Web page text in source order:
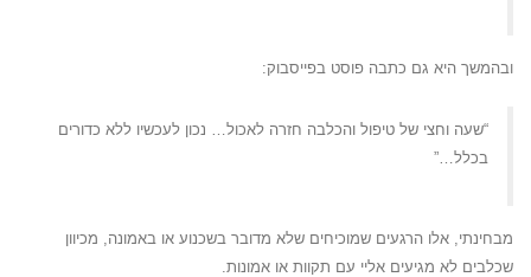
ובהמשך היא גם כתבה פוסט בפייסבוק:
“שעה וחצי של טיפול והכלבה חזרה לאכול… נכון לעכשיו ללא כדורים
בכלל…”
מבחינתי, אלו הרגעים שמוכיחים שלא מדובר בשכנוע או באמונה, מכיוון
שכלבים לא מגיעים אליי עם תקוות או אמונות.